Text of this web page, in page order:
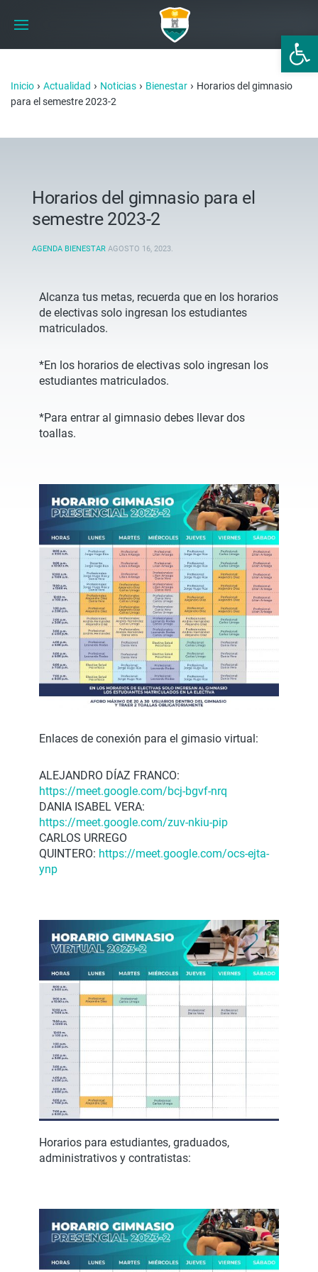
Abrir
Inicio › Actualidad › Noticias › Bienestar › Horarios del gimnasio
para el semestre 2023-2
Horarios del gimnasio para el
semestre 2023-2
AGENDA BIENESTAR AGOSTO 16, 2023.
Alcanza tus metas, recuerda que en los horarios
de electivas solo ingresan los estudiantes
matriculados.
*En los horarios de electivas solo ingresan los
estudiantes matriculados.
*Para entrar al gimnasio debes llevar dos
toallas.
Enlaces de conexión para el gimasio virtual:
ALEJANDRO DÍAZ FRANCO:
https://meet.google.com/bcj-bgvf-nrq
DANIA ISABEL VERA:
https://meet.google.com/zuv-nkiu-pip
CARLOS URREGO
QUINTERO: https://meet.google.com/ocs-ejta-
ynp
Horarios para estudiantes, graduados,
administrativos y contratistas: